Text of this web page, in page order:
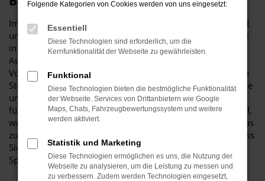
Im Grund genommen, passt ein Peugeot 3008 in jede Stadt
und somit auch perfekt nach Brandenburg. Der Grund liegt
in der Vielseitigkeit dieses herausragenden Modells. Im
Autohaus Böttche wissen wir genau um die zahlreichen
Vorteile und lassen Sie gerne an einem unserer zahlreichen
Standorte einsteigen. Für uns steht Beratung an erster Stelle
und diese Beratung kommt auch in Sachen Peugeot 3008
für Brandenburg auf den Punkt. Wir besprechen im Vorfeld,
welche Motorisierung, welche Lackierung und welche Extras
zu Ihnen passen und gewünscht sind und sorgen dafür, dass
Sie exakt das Fahrzeug erhalten, das Sie sich wünschen.
Sprechen Sie uns an.
Folgende Kategorien von Cookies werden von uns eingesetzt:
Essentiell
Diese Technologien sind erforderlich, um die
Kernfunktionalität der Webseite zu gewährleisten.
Funktional
Diese Technologien bieten die bestmögliche Funktionalität
der Webseite. Services von Drittanbietern wie Google
Maps, Chats, Fahrzeugbewertungssystem und weitere
werden aktiviert.
Statistik und Marketing
Diese Technologien ermöglichen es uns, die Nutzung der
Webseite zu analysieren, um die Leistung zu messen und
zu verbessern. Zudem werden Technologien eingesetzt,